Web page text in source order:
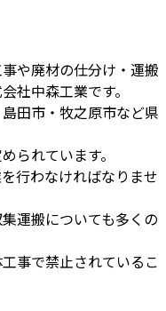
や廃材の仕分け・運搬
社中森工業です。
田市・牧之原市など県
られています。
行わなければなりませ
運搬についても多くの
事で禁止されているこ